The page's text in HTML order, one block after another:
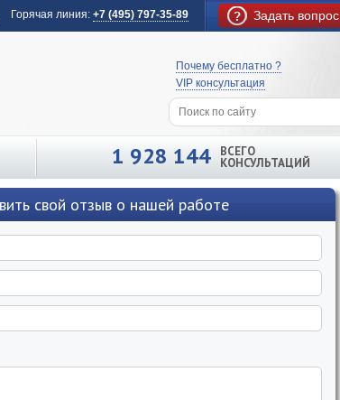
Горячая линия: +7 (495) 797-35-89 Задать вопрос
Почему бесплатно ?
VIP консультация
1 928 144 ВСЕГО
КОНСУЛЬТАЦИЙ
свой отзыв о нашей работе